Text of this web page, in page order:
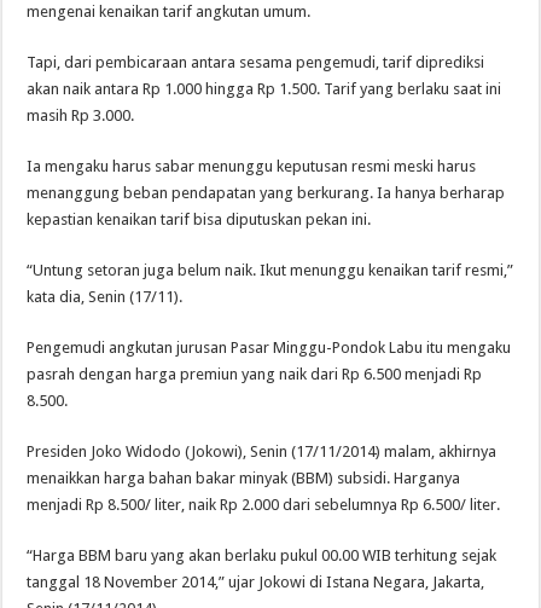
mengenai kenaikan tarif angkutan umum.
Tapi, dari pembicaraan antara sesama pengemudi, tarif diprediksi
akan naik antara Rp 1.000 hingga Rp 1.500. Tarif yang berlaku saat ini
masih Rp 3.000.
Ia mengaku harus sabar menunggu keputusan resmi meski harus
menanggung beban pendapatan yang berkurang. Ia hanya berharap
kepastian kenaikan tarif bisa diputuskan pekan ini.
“Untung setoran juga belum naik. Ikut menunggu kenaikan tarif resmi,”
kata dia, Senin (17/11).
Pengemudi angkutan jurusan Pasar Minggu-Pondok Labu itu mengaku
pasrah dengan harga premiun yang naik dari Rp 6.500 menjadi Rp
8.500.
Presiden Joko Widodo (Jokowi), Senin (17/11/2014) malam, akhirnya
menaikkan harga bahan bakar minyak (BBM) subsidi. Harganya
menjadi Rp 8.500/ liter, naik Rp 2.000 dari sebelumnya Rp 6.500/ liter.
“Harga BBM baru yang akan berlaku pukul 00.00 WIB terhitung sejak
tanggal 18 November 2014,” ujar Jokowi di Istana Negara, Jakarta,